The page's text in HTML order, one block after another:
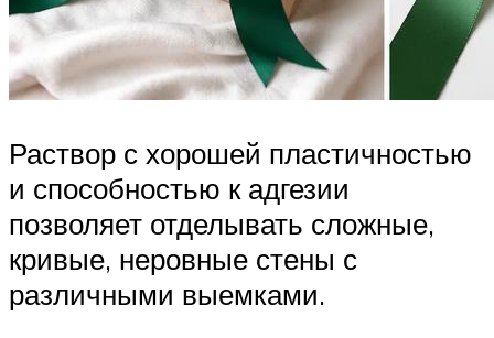
Раствор с хорошей пластичностью
и способностью к адгезии
позволяет отделывать сложные,
кривые, неровные стены с
различными выемками.